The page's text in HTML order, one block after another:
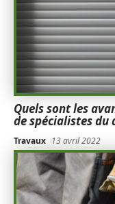
Quels sont les
de spécialistes du
Travaux 13 avril 2022